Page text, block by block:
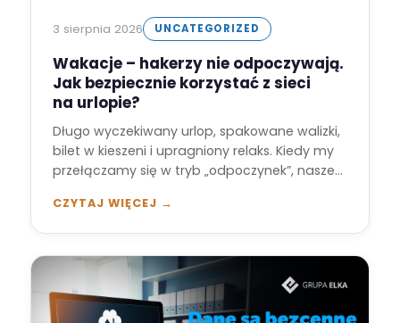
3 sierpnia 2026 UNCATEGORIZED
Wakacje – hakerzy nie odpoczywają.
Jak bezpiecznie korzystać z sieci
na urlopie?
Długo wyczekiwany urlop, spakowane walizki,
bilet w kieszeni i upragniony relaks. Kiedy my
przełączamy się w tryb „odpoczynek”, nasze
CZYTAJ WIĘCEJ →